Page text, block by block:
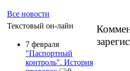
Все новости
Текстовый он-лайн
7 февраля
"Паспортный
контроль". История